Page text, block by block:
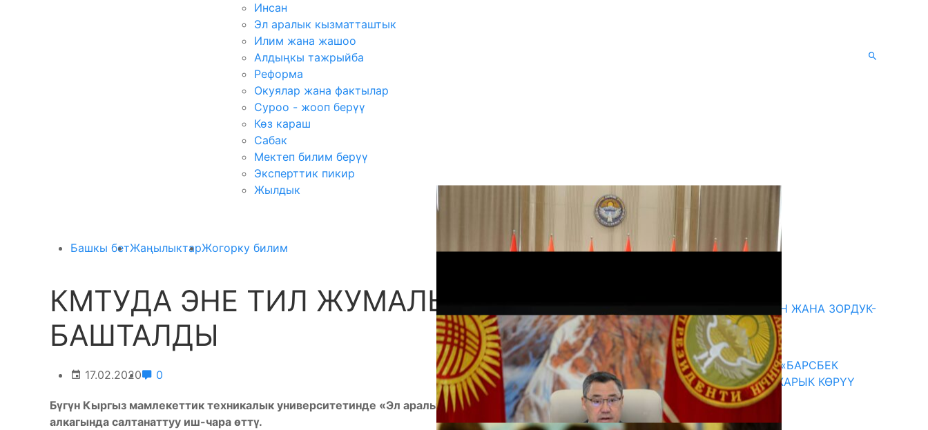
Инсан
Эл аралык кызматташтык
Илим жана жашоо
Алдыңкы тажрыйба
Реформа
Окуялар жана фактылар
Суроо - жооп берүү
Көз караш
Сабак
Мектеп билим берүү
Эксперттик пикир
Жылдык
Башкы бетЖаңылыктарЖогорку билим
КМТУДА ЭНЕ ТИЛ ЖУМАЛЫГЫ
БАШТАЛДЫ
17.02.2020 0
Бүгүн Кыргыз мамлекеттик техникалык университетинде «Эл аралык эне тил» жумалыгынын
алкагында салтанаттуу иш-чара өттү.
ГЕНДЕРДИК БАСМЫРЛООДОН ЖАНА ЗОРДУК-
ЗОМБУЛУКТАН КОРГОО
07.08.2026
КЫРГЫЗ ТАРЫХЫ ТАСМАДА: «БАРСБЕК
КАГАН» КӨРКӨМ ТАСМАСЫ ЖАРЫК КӨРҮҮ
АЛДЫНДА
07.08.2026